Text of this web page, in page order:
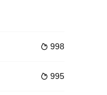
 998
 995